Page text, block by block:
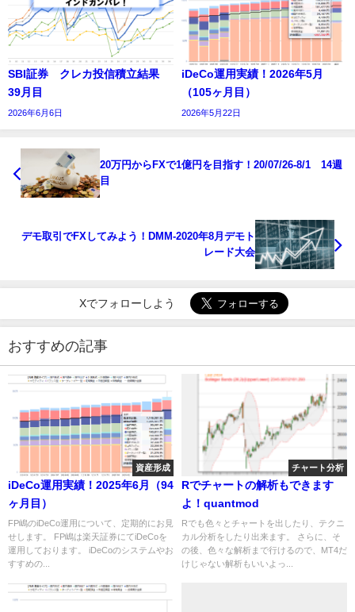
SBI証券 クレカ投信積立結果
39月目
2026年6月6日
iDeCo運用実績！2026年5月
（105ヶ月目）
2026年5月22日
20万円からFXで1億円を目指す！20/07/26-8/1 14週
目
デモ取引でFXしてみよう！DMM-2020年8月デモト
レード大会
Xでフォローしよう
おすすめの記事
資産形成
iDeCo運用実績！2025年6月（94
ヶ月目）
FP嶋のiDeCo運用について、定期的にお見
せします。 FP嶋は楽天証券にてiDeCoを
運用しております。 iDeCoのシステムやお
すすめの...
チャート分析
Rでチャートの解析もできます
よ！quantmod
Rでも色々とチャートを出したり、テクニ
カル分析をしたり出来ます。 さらに、そ
の後、色々な解析まで行けるので、MT4だ
けじゃない解析もいいよっ...